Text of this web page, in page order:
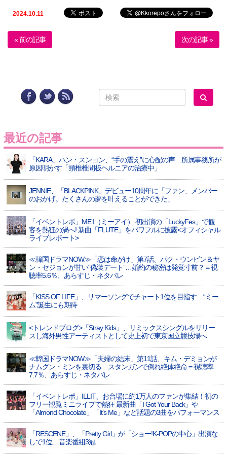
2024.10.11
« 前の記事 次の記事 »
最近の記事
「KARA」ハン・スンヨン、“手の震え”に心配の声…所属事務所が
原因明かす「頸椎椎間板ヘルニアの治療中」
JENNIE、「BLACKPINK」デビュー10周年に「ファン、メンバー
のおかげ。たくさんの夢を叶えることができた」
「イベントレポ」ME:I（ミーアイ） 初出演の「LuckyFes」で観
客を熱狂の渦へ! 新曲「FLUTE」をパワフルに披露<オフィシャル
ライブレポート>
≪韓国ドラマNOW≫「恋は命がけ」第7話、パク・ウンビン＆ヤ
ン・セジョンが甘い“偽装デート”…婚約の秘密は発覚寸前？＝視
聴率5.6％、あらすじ・ネタバレ
「KISS OF LIFE」、サマーソングでチャート1位を目指す…“ミー
ム”誕生にも期待
<トレンドブログ>「Stray Kids」、リミックスシングルをリリー
スし海外男性アーティストとして史上初で東京国立競技場へ
≪韓国ドラマNOW≫「夫婦の結末」第11話、キム・デミョンが
ナムグン・ミンを裏切る…スタンガンで倒れ絶体絶命＝視聴率
7.7％、あらすじ・ネタバレ
「イベントレポ」ILLIT、お台場に約1万人のファンが集結！初の
フリー観覧ミニライブで熱狂 最新曲「I Got Your Back」や
「Almond Chocolate」「It’s Me」など話題の3曲をパフォーマンス
「RESCENE」、「Pretty Girl」が「ショー!K-POPの中心」出演な
しで1位…音楽番組3冠